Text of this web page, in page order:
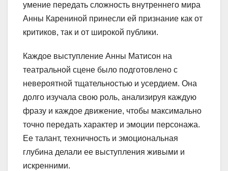
умение передать сложность внутреннего мира
Анны Карениной принесли ей признание как от
критиков, так и от широкой публики.
Каждое выступление Анны Матисон на
театральной сцене было подготовлено с
невероятной тщательностью и усердием. Она
долго изучала свою роль, анализируя каждую
фразу и каждое движение, чтобы максимально
точно передать характер и эмоции персонажа.
Ее талант, техничность и эмоциональная
глубина делали ее выступления живыми и
искренними.